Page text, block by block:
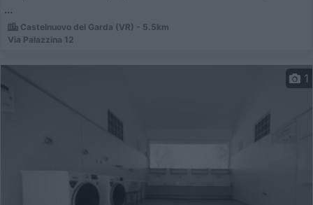
...
Castelnuovo del Garda (VR) - 5.5km
Via Palazzina 12
1